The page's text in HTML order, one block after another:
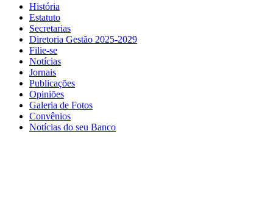
História
Estatuto
Secretarias
Diretoria Gestão 2025-2029
Filie-se
Notícias
Jornais
Publicações
Opiniões
Galeria de Fotos
Convênios
Notícias do seu Banco